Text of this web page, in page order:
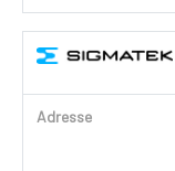
Adresse